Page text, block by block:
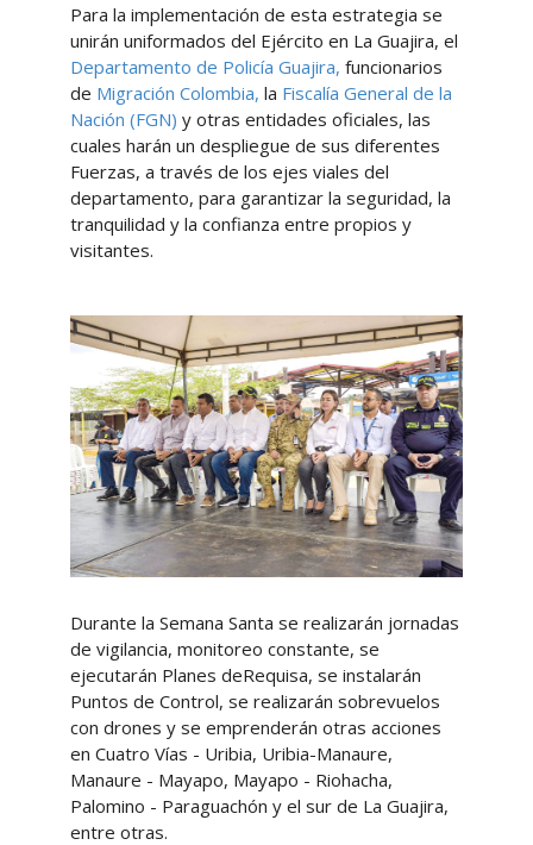
Para la implementación de esta estrategia se
unirán uniformados del Ejército en La Guajira, el
Departamento de Policía Guajira, funcionarios
de Migración Colombia, la Fiscalía General de la
Nación (FGN) y otras entidades oficiales, las
cuales harán un despliegue de sus diferentes
Fuerzas, a través de los ejes viales del
departamento, para garantizar la seguridad, la
tranquilidad y la confianza entre propios y
visitantes.
Durante la Semana Santa se realizarán jornadas
de vigilancia, monitoreo constante, se
ejecutarán Planes deRequisa, se instalarán
Puntos de Control, se realizarán sobrevuelos
con drones y se emprenderán otras acciones
en Cuatro Vías - Uribia, Uribia-Manaure,
Manaure - Mayapo, Mayapo - Riohacha,
Palomino - Paraguachón y el sur de La Guajira,
entre otras.